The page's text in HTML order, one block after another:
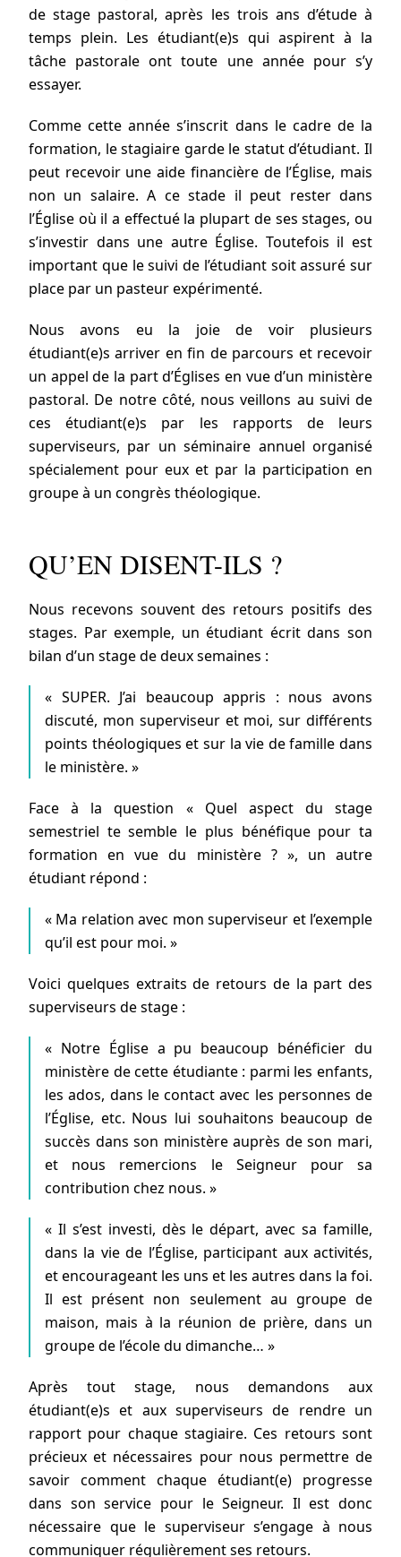
de stage pastoral, après les trois ans d’étude à
temps plein. Les étudiant(e)s qui aspirent à la
tâche pastorale ont toute une année pour s’y
essayer.
Comme cette année s’inscrit dans le cadre de la
formation, le stagiaire garde le statut d’étudiant. Il
peut recevoir une aide financière de l’Église, mais
non un salaire. A ce stade il peut rester dans
l’Église où il a effectué la plupart de ses stages, ou
s’investir dans une autre Église. Toutefois il est
important que le suivi de l’étudiant soit assuré sur
place par un pasteur expérimenté.
Nous avons eu la joie de voir plusieurs
étudiant(e)s arriver en fin de parcours et recevoir
un appel de la part d’Églises en vue d’un ministère
pastoral. De notre côté, nous veillons au suivi de
ces étudiant(e)s par les rapports de leurs
superviseurs, par un séminaire annuel organisé
spécialement pour eux et par la participation en
groupe à un congrès théologique.
QU’EN DISENT-ILS ?
Nous recevons souvent des retours positifs des
stages. Par exemple, un étudiant écrit dans son
bilan d’un stage de deux semaines :
« SUPER. J’ai beaucoup appris : nous avons
discuté, mon superviseur et moi, sur différents
points théologiques et sur la vie de famille dans
le ministère. »
Face à la question « Quel aspect du stage
semestriel te semble le plus bénéfique pour ta
formation en vue du ministère ? », un autre
étudiant répond :
« Ma relation avec mon superviseur et l’exemple
qu’il est pour moi. »
Voici quelques extraits de retours de la part des
superviseurs de stage :
« Notre Église a pu beaucoup bénéficier du
ministère de cette étudiante : parmi les enfants,
les ados, dans le contact avec les personnes de
l’Église, etc. Nous lui souhaitons beaucoup de
succès dans son ministère auprès de son mari,
et nous remercions le Seigneur pour sa
contribution chez nous. »
« Il s’est investi, dès le départ, avec sa famille,
dans la vie de l’Église, participant aux activités,
et encourageant les uns et les autres dans la foi.
Il est présent non seulement au groupe de
maison, mais à la réunion de prière, dans un
groupe de l’école du dimanche… »
Après tout stage, nous demandons aux
étudiant(e)s et aux superviseurs de rendre un
rapport pour chaque stagiaire. Ces retours sont
précieux et nécessaires pour nous permettre de
savoir comment chaque étudiant(e) progresse
dans son service pour le Seigneur. Il est donc
nécessaire que le superviseur s’engage à nous
communiquer régulièrement ses retours.